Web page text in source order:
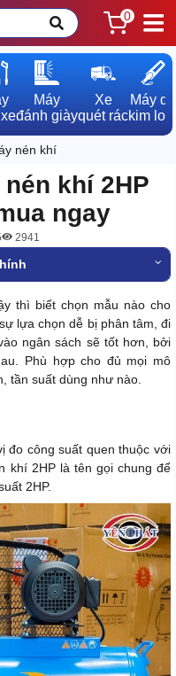
0
Máy
đánh giày
Xe
quét rác
Máy dò
kim loại
nén khí
khí 2HP
ngay
2941
thì biết chọn mẫu nào cho
lựa chọn dễ bị phân tâm, đi
ngân sách sẽ tốt hơn, bởi
Phù hợp cho đủ mọi mô
tần suất dùng như nào.
đo công suất quen thuộc với
khí 2HP là tên gọi chung để
2HP.